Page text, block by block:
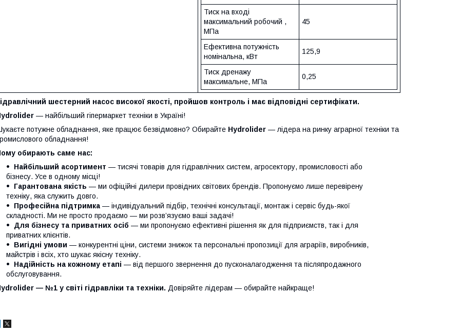
Тиск на вході
максимальний робочий ,
МПа
45
Ефективна потужність
номінальна, кВт
125,9
Тиск дренажу
максимальне, МПа
0,25
шестерний насос високої якості, пройшов контроль і має відповідні сертифікати.
— найбільший гіпермаркет техніки в Україні!
потужне обладнання, яке працює безвідмовно? Обирайте Hydrolider — лідера на ринку аграрної техніки та
обладнання!
обирають саме нас:
Найбільший асортимент — тисячі товарів для гідравлічних систем, агросектору, промисловості або
бізнесу. Усе в одному місці!
Гарантована якість — ми офіційні дилери провідних світових брендів. Пропонуємо лише перевірену
техніку, яка служить довго.
Професійна підтримка — індивідуальний підбір, технічні консультації, монтаж і сервіс будь-якої
складності. Ми не просто продаємо — ми розв’язуємо ваші задачі!
Для бізнесу та приватних осіб — ми пропонуємо ефективні рішення як для підприємств, так і для
приватних клієнтів.
Вигідні умови — конкурентні ціни, системи знижок та персональні пропозиції для аграріїв, виробників,
майстрів і всіх, хто шукає якісну техніку.
Надійність на кожному етапі — від першого звернення до пусконалагодження та післяпродажного
обслуговування.
— №1 у світі гідравліки та техніки. Довіряйте лідерам — обирайте найкраще!